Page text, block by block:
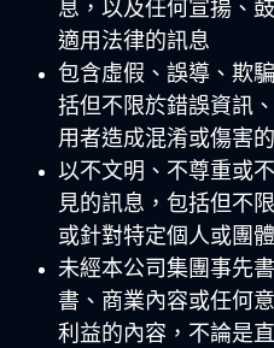
息，以及任何宣揚、
適用法律的訊息
包含虛假、誤導、欺
括但不限於錯誤資訊
用者造成混淆或傷害
以不文明、不尊重或
見的訊息，包括但不
或針對特定個人或團
未經本公司集團事先
書、商業內容或任何
利益的內容，不論是